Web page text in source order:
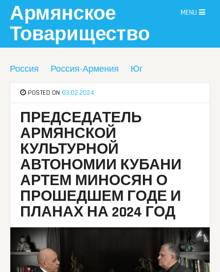
content
Армянское
Товарищество
MENU
Россия Россия-Армения Юг
POSTED ON 03.02.2024
ПРЕДСЕДАТЕЛЬ
АРМЯНСКОЙ
КУЛЬТУРНОЙ
АВТОНОМИИ КУБАНИ
АРТЕМ МИНОСЯН О
ПРОШЕДШЕМ ГОДЕ И
ПЛАНАХ НА 2024 ГОД